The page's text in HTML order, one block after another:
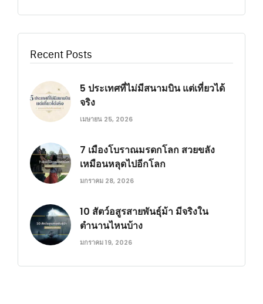
Recent Posts
5 ประเทศที่ไม่มีสนามบิน แต่เที่ยวได้
จริง
เมษายน 25, 2026
7 เมืองโบราณมรดกโลก สวยขลัง
เหมือนหลุดไปอีกโลก
มกราคม 28, 2026
10 สัตว์อสูรสายพันธุ์ม้า มีจริงใน
ตำนานไหนบ้าง
มกราคม 19, 2026